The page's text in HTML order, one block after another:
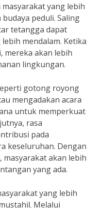
yang lebih
peduli. Saling
tetangga dapat
mendalam. Ketika
mereka akan lebih
lingkungan.
gotong royong
mengadakan acara
untuk memperkuat
rasa
pada
keseluruhan. Dengan
masyarakat akan lebih
yang ada.
yang lebih
Melalui